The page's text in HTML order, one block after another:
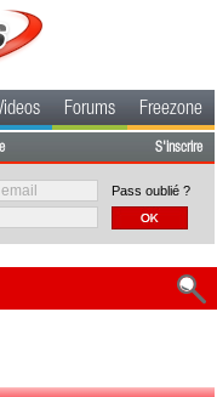
Forums Freezone
S'inscrire
Pass oublié ?